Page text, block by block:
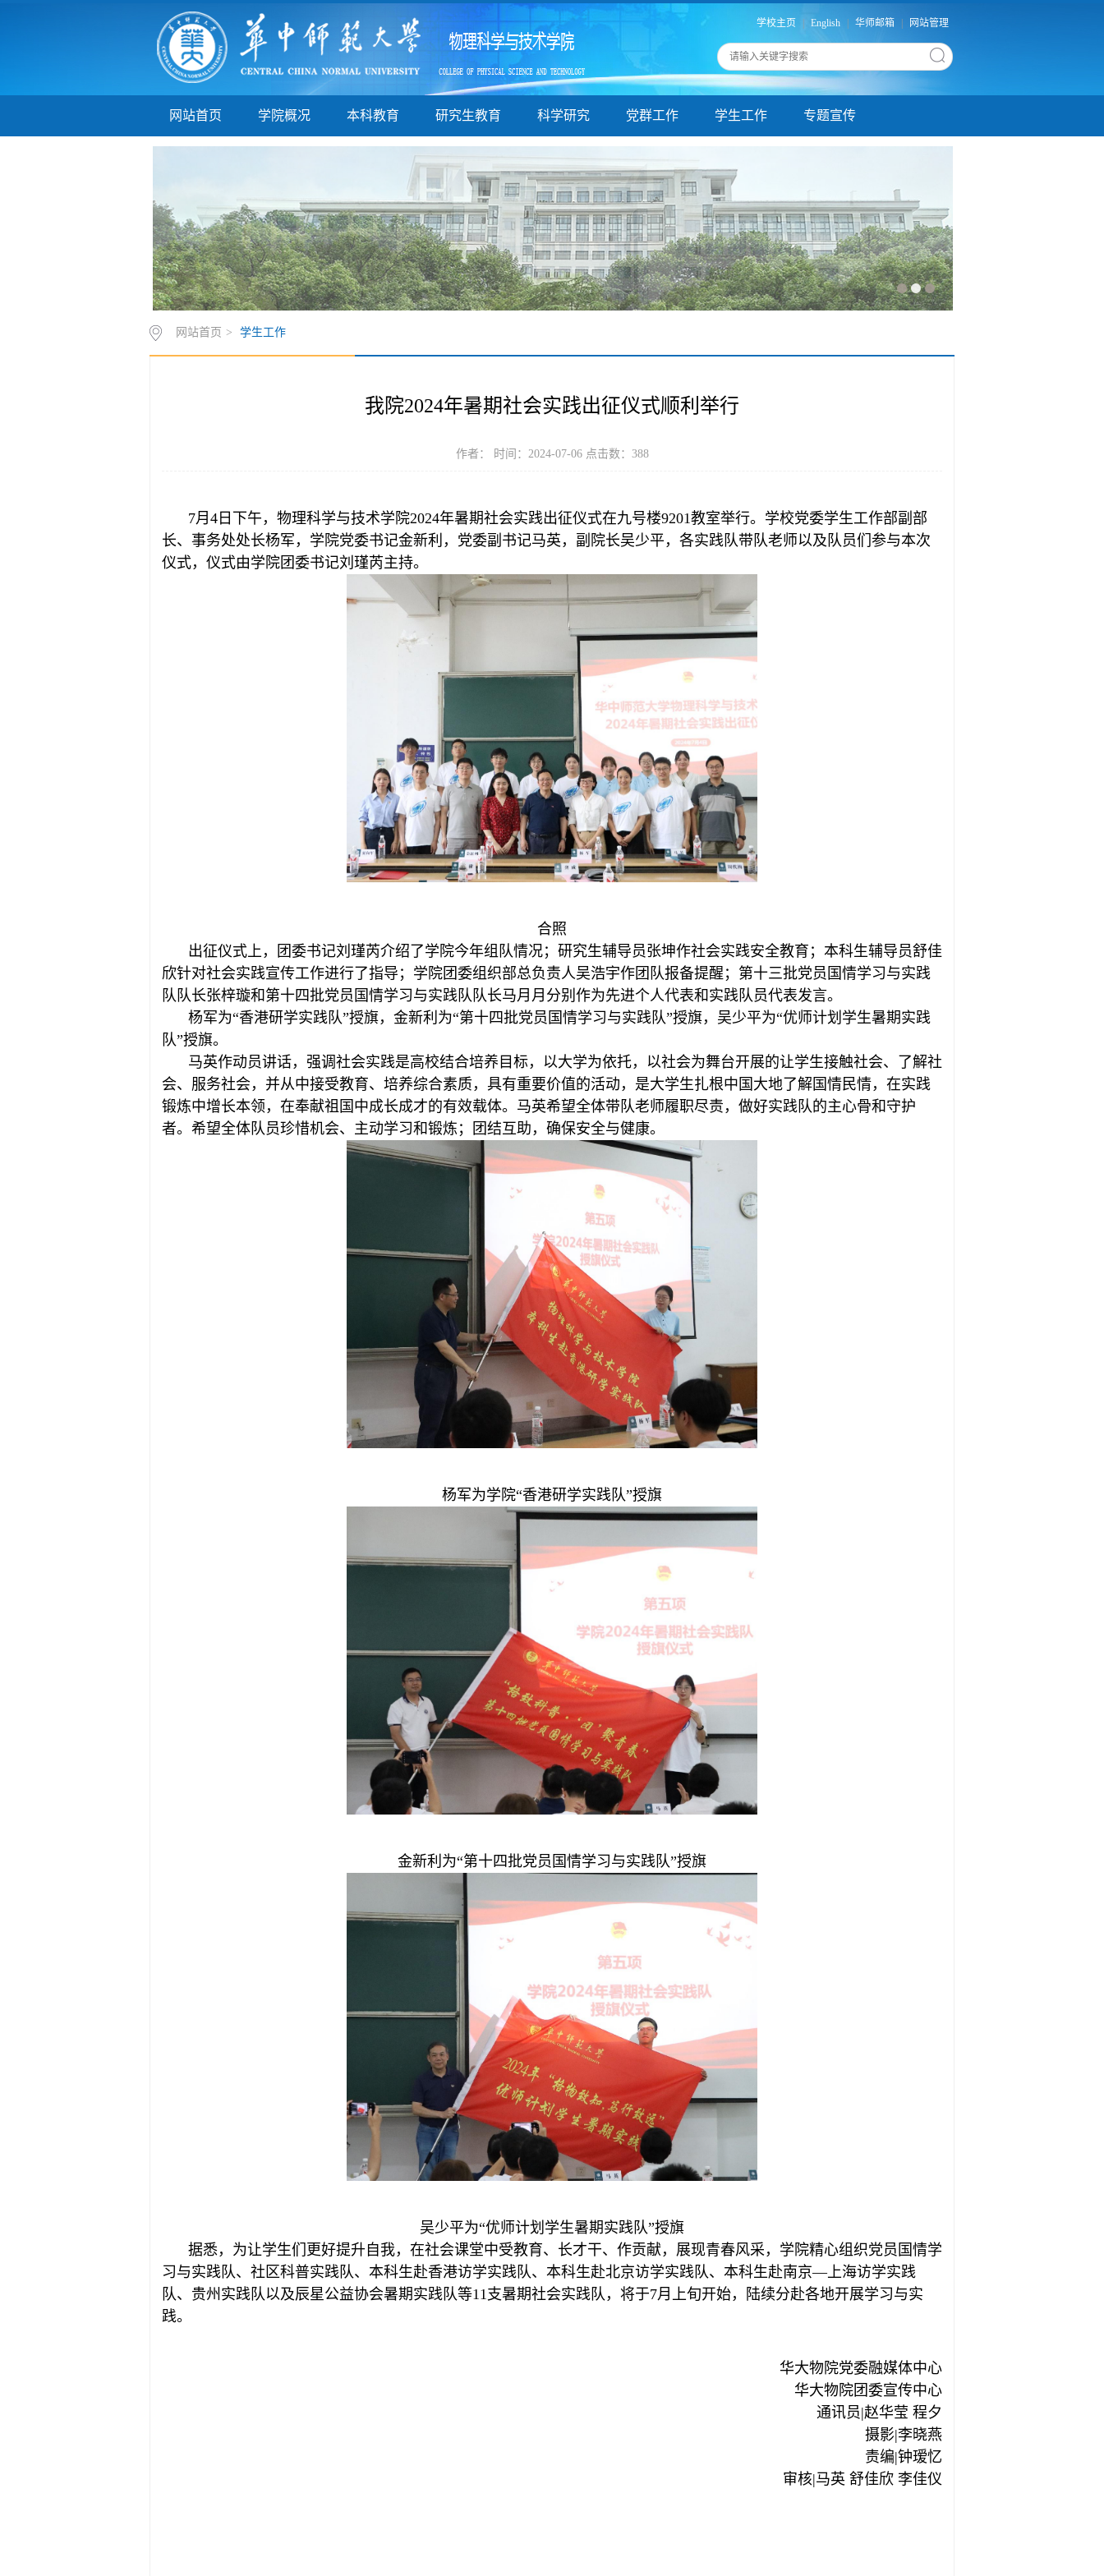
学校主页 English 华师邮箱 网站管理
网站首页 学院概况 本科教育 研究生教育 科学研究 党群工作 学生工作 专题宣传
网站首页 > 学生工作
我院2024年暑期社会实践出征仪式顺利举行
作者： 时间：2024-07-06 点击数： 388
7月4日下午，物理科学与技术学院2024年暑期社会实践出征仪式在九号楼9201教室举行。学校党委学生工作部副部
长、事务处处长杨军，学院党委书记金新利，党委副书记马英，副院长吴少平，各实践队带队老师以及队员们参与本次
仪式，仪式由学院团委书记刘瑾芮主持。
合照
出征仪式上，团委书记刘瑾芮介绍了学院今年组队情况；研究生辅导员张坤作社会实践安全教育；本科生辅导员舒佳
欣针对社会实践宣传工作进行了指导；学院团委组织部总负责人吴浩宇作团队报备提醒；第十三批党员国情学习与实践
队队长张梓璇和第十四批党员国情学习与实践队队长马月月分别作为先进个人代表和实践队员代表发言。
杨军为“香港研学实践队”授旗，金新利为“第十四批党员国情学习与实践队”授旗，吴少平为“优师计划学生暑期实践
队”授旗。
马英作动员讲话，强调社会实践是高校结合培养目标，以大学为依托，以社会为舞台开展的让学生接触社会、了解社
会、服务社会，并从中接受教育、培养综合素质，具有重要价值的活动，是大学生扎根中国大地了解国情民情，在实践
锻炼中增长本领，在奉献祖国中成长成才的有效载体。马英希望全体带队老师履职尽责，做好实践队的主心骨和守护
者。希望全体队员珍惜机会、主动学习和锻炼；团结互助，确保安全与健康。
杨军为学院“香港研学实践队”授旗
金新利为“第十四批党员国情学习与实践队”授旗
吴少平为“优师计划学生暑期实践队”授旗
据悉，为让学生们更好提升自我，在社会课堂中受教育、长才干、作贡献，展现青春风采，学院精心组织党员国情学
习与实践队、社区科普实践队、本科生赴香港访学实践队、本科生赴北京访学实践队、本科生赴南京—上海访学实践
队、贵州实践队以及辰星公益协会暑期实践队等11支暑期社会实践队，将于7月上旬开始，陆续分赴各地开展学习与实
践。
华大物院党委融媒体中心
华大物院团委宣传中心
通讯员|赵华莹 程夕
摄影|李晓燕
责编|钟瑷忆
审核|马英 舒佳欣 李佳仪